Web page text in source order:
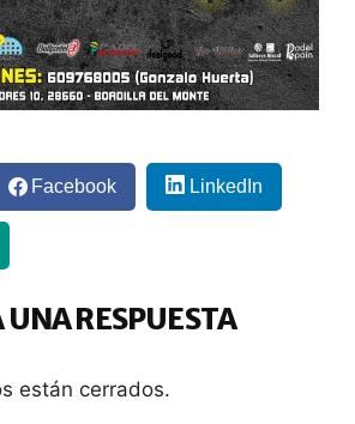
Facebook LinkedIn
UNA RESPUESTA
están cerrados.